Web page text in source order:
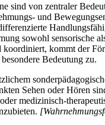
sind von zentraler
und
sowohl sensorische
kommt der
Bedeutung zu.
Sehen oder Hören
medizinisch-